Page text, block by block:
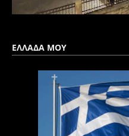
ΕΛΛΑΔΑ ΜΟΥ